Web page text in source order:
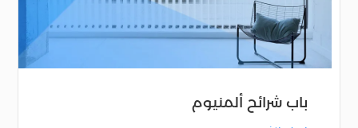
باب شرائح ألمنيوم